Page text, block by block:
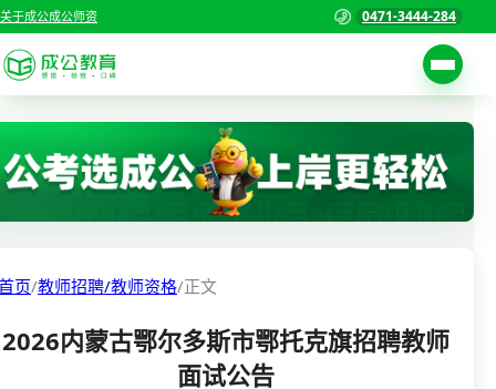
关于成公成公师资 0471-3444-284
考试公告
职位表
准考证打印
首页
国家公务员考试
三支一扶考试
页/教师招聘/教师资格/正文
2026内蒙古鄂尔多斯市鄂托克旗招聘教师
面试公告